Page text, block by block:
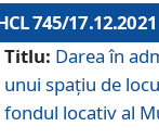
745/17.12.2021
Titlu: Darea în
unui spațiu de
fondul locativ al